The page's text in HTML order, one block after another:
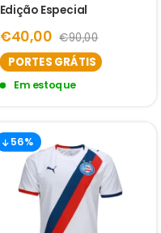
Edição Especial
€40,00 €90,00
PORTES GRÁTIS
Em estoque
56%